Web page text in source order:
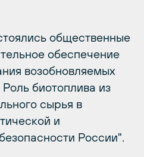
общественные
обеспечение
возобновляемых
биотоплива из
сырья в
и
России".